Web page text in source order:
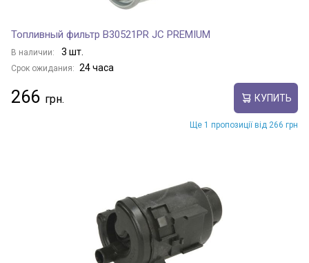
Топливный фильтр B30521PR JC PREMIUM
В наличии: 3 шт.
Срок ожидания: 24 часа
266 КУПИТЬ
Ще 1 пропозиції від 266 грн